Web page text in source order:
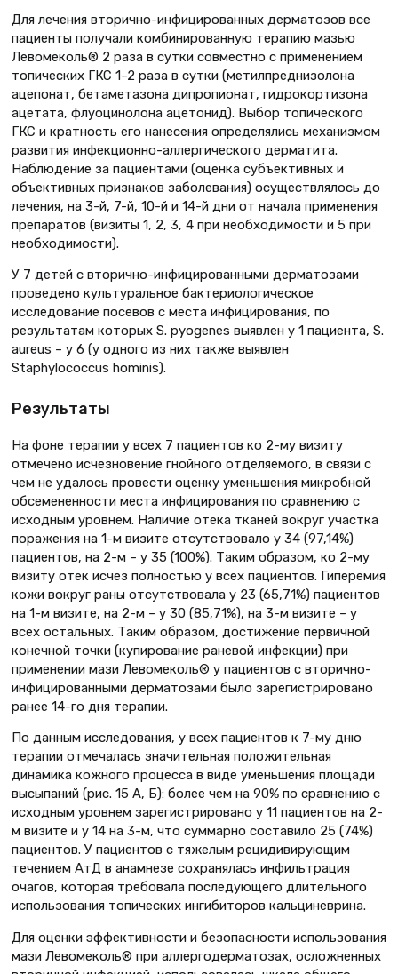
Для лечения вторично-инфицированных дерматозов все
пациенты получали комбинированную терапию мазью
Левомеколь® 2 раза в сутки совместно с применением
топических ГКС 1–2 раза в сутки (метилпреднизолона
ацепонат, бетаметазона дипропионат, гидрокортизона
ацетата, флуоцинолона ацетонид). Выбор топического
ГКС и кратность его нанесения определялись механизмом
развития инфекционно-аллергического дерматита.
Наблюдение за пациентами (оценка субъективных и
объективных признаков заболевания) осуществлялось до
лечения, на 3-й, 7-й, 10-й и 14-й дни от начала применения
препаратов (визиты 1, 2, 3, 4 при необходимости и 5 при
необходимости).
У 7 детей с вторично-инфицированными дерматозами
проведено культуральное бактериологическое
исследование посевов с места инфицирования, по
результатам которых S. pyogenes выявлен у 1 пациента, S.
aureus – у 6 (у одного из них также выявлен
Staphylococcus hominis).
Результаты
На фоне терапии у всех 7 пациентов ко 2-му визиту
отмечено исчезновение гнойного отделяемого, в связи с
чем не удалось провести оценку уменьшения микробной
обсемененности места инфицирования по сравнению с
исходным уровнем. Наличие отека тканей вокруг участка
поражения на 1-м визите отсутствовало у 34 (97,14%)
пациентов, на 2-м – у 35 (100%). Таким образом, ко 2-му
визиту отек исчез полностью у всех пациентов. Гиперемия
кожи вокруг раны отсутствовала у 23 (65,71%) пациентов
на 1-м визите, на 2-м – у 30 (85,71%), на 3-м визите – у
всех остальных. Таким образом, достижение первичной
конечной точки (купирование раневой инфекции) при
применении мази Левомеколь® у пациентов с вторично-
инфицированными дерматозами было зарегистрировано
ранее 14-го дня терапии.
По данным исследования, у всех пациентов к 7-му дню
терапии отмечалась значительная положительная
динамика кожного процесса в виде уменьшения площади
высыпаний (рис. 15 А, Б): более чем на 90% по сравнению с
исходным уровнем зарегистрировано у 11 пациентов на 2-
м визите и у 14 на 3-м, что суммарно составило 25 (74%)
пациентов. У пациентов с тяжелым рецидивирующим
течением АтД в анамнезе сохранялась инфильтрация
очагов, которая требовала последующего длительного
использования топических ингибиторов кальциневрина.
Для оценки эффективности и безопасности использования
мази Левомеколь® при аллергодерматозах, осложненных